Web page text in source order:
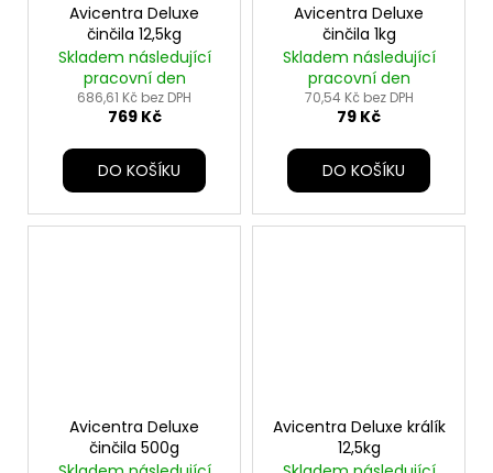
Avicentra Deluxe
činčila 12,5kg
Skladem následující
pracovní den
686,61 Kč bez DPH
769 Kč
DO KOŠÍKU
Avicentra Deluxe
činčila 1kg
Skladem následující
pracovní den
70,54 Kč bez DPH
79 Kč
DO KOŠÍKU
Avicentra Deluxe
činčila 500g
Avicentra Deluxe králík
12,5kg